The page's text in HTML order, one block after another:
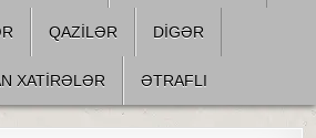
QAZILƏR DIGƏR
XATİRƏLƏR ƏTRAFLI